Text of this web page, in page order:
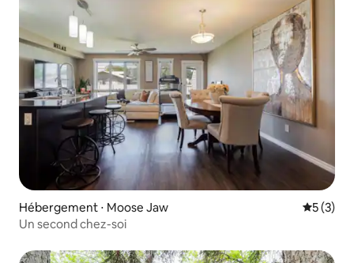
Hébergement ⋅ Moose Jaw
5 (3)
Un second chez-soi